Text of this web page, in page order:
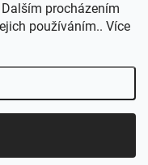
procházením
používáním.. Více
Hledat
Upravit nastavení